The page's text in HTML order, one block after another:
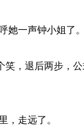
一声钟小姐了。
，退后两步，
，走远了。